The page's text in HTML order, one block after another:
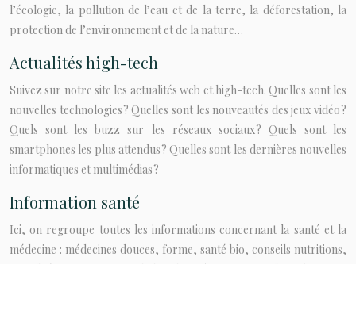
l’écologie, la pollution de l’eau et de la terre, la déforestation, la
protection de l’environnement et de la nature…
Actualités high-tech
Suivez sur notre site les actualités web et high-tech. Quelles sont les
nouvelles technologies ? Quelles sont les nouveautés des jeux vidéo ?
Quels sont les buzz sur les réseaux sociaux ? Quels sont les
smartphones les plus attendus ? Quelles sont les dernières nouvelles
informatiques et multimédias ?
Information santé
Ici, on regroupe toutes les informations concernant la santé et la
médecine : médecines douces, forme, santé bio, conseils nutritions,
sexualité, traitements, maladies, bien-être, astuces de prévention,